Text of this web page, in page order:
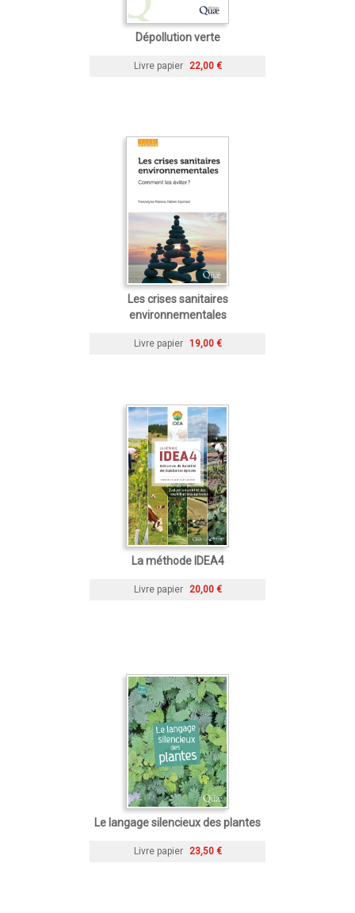
Dépollution verte
Livre papier 22,00 €
Les crises sanitaires
environnementales
Livre papier 19,00 €
La méthode IDEA4
Livre papier 20,00 €
Le langage silencieux des plantes
Livre papier 23,50 €